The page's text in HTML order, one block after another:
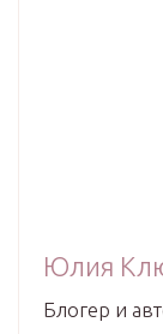
Юлия
Блогер и